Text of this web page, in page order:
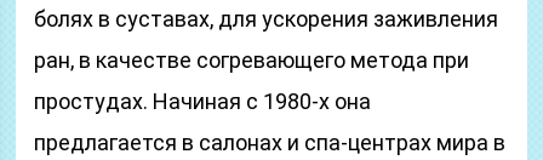
болях в суставах, для ускорения заживления
ран, в качестве согревающего метода при
простудах. Начиная с 1980-х она
предлагается в салонах и спа-центрах мира в